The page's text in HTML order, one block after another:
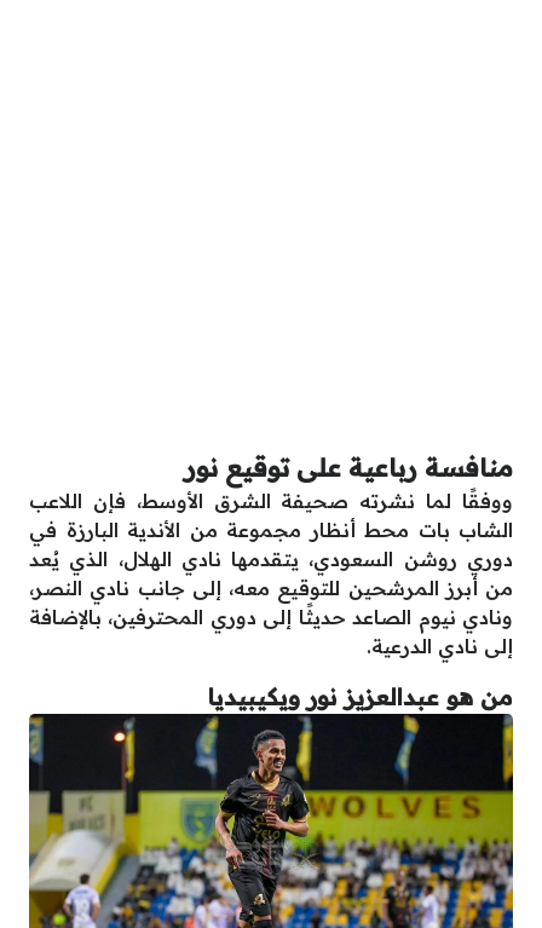
منافسة رباعية على توقيع نور
ووفقًا لما نشرته صحيفة الشرق الأوسط، فإن اللاعب
الشاب بات محط أنظار مجموعة من الأندية البارزة في
دوري روشن السعودي، يتقدمها نادي الهلال، الذي يُعد
من أبرز المرشحين للتوقيع معه، إلى جانب نادي النصر،
ونادي نيوم الصاعد حديثًا إلى دوري المحترفين، بالإضافة
إلى نادي الدرعية.
من هو عبدالعزيز نور ويكيبيديا